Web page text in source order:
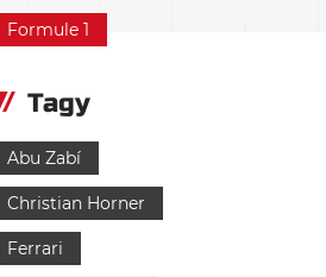
Formule 1
Tagy
Abu Zabí
Christian Horner
Ferrari